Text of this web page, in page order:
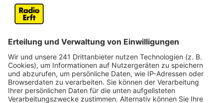
Lebensqualität der Anwohner im Rhein-Erft-Kreis
verbessern.
Die Umstellung eines Teils der Busflotte auf
Wasserstoff wird durch das
Bundesverkehrsministerium finanziell gefördert. Ob die
REVG auch langfristig auf Wasserstoff als zentrale
Antriebsquelle setzt, ist laut Geschäftsführer Martin
Gawrisch noch offen. Klar ist nach seinen Angaben